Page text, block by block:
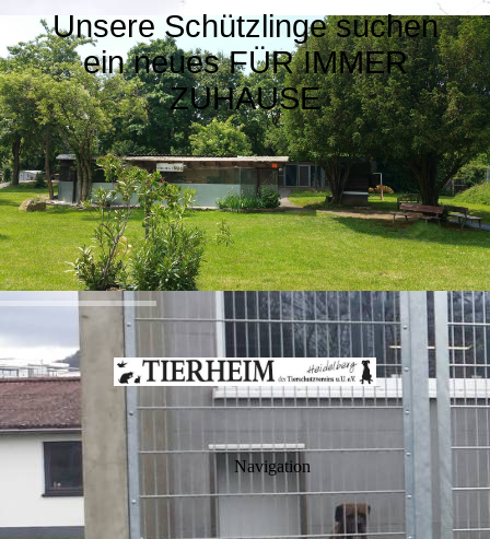
Unsere Schützlinge suchen
ein neues FÜR IMMER
ZUHAUSE
Navigation